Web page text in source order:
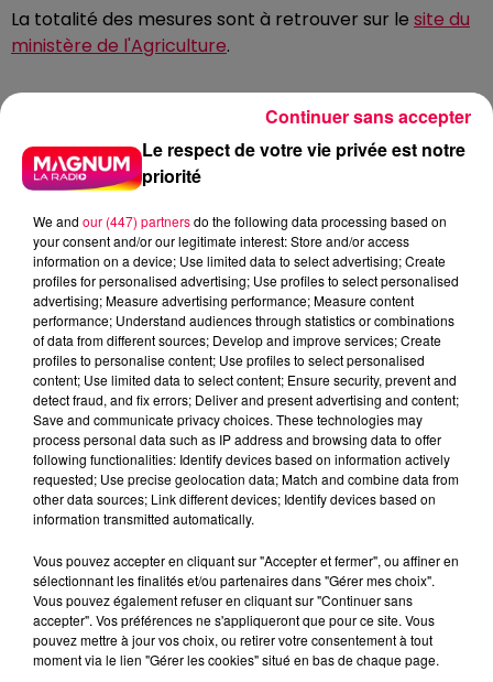
La totalité des mesures sont à retrouver sur le site du
ministère de l'Agriculture.
La préfecture demande également à la population
ne pas s’approcher ni nourrir les oiseaux
sauvageset plus particulièrement dans ces zones
de contrôle temporaire"
du virus à d'autres oiseaux,«l’ensemble du public doit
éviter de fréquenter les zones humides(bords des
étangs, des mares et des rivières) où stationnent les
oiseaux sauvages,y compris en leur absence».
Si vous constatez le décès d'un oiseau sauvage, sans
cause évidente, vous devez immédiatement le
signaler à un vétérinaire, la DDETSPP, à l’antenne
départementale de l’Office français de la biodiversité,
ou à la Fédération de chasse de votre département.
DERNIÈRES INFOS
Le respect de votre vie privée est notre
priorité
We and our (447) partnersdo the following data processing based on
your consent and/or our legitimate interest: Store and/or access
information on a device; Use limited data to select advertising; Create
profiles for personalised advertising; Use profiles to select personalised
advertising; Measure advertising performance; Measure content
performance; Understand audiences through statistics or combinations
of data from different sources; Develop and improve services; Create
profiles to personalise content; Use profiles to select personalised
content; Use limited data to select content; Ensure security, prevent and
detect fraud, and fix errors; Deliver and present advertising and content;
Save and communicate privacy choices. These technologies may
process personal data such as IP address and browsing data to offer
following functionalities: Identify devices based on information actively
requested; Use precise geolocation data; Match and combine data from
other data sources; Link different devices; Identify devices based on
information transmitted automatically.
Vous pouvez accepter en cliquant sur "Accepter et fermer", ou affiner en
sélectionnant les finalités et/ou partenaires dans "Gérer mes choix".
Vous pouvez également refuser en cliquant sur "Continuer sans
accepter". Vos préférences ne s'appliqueront que pour ce site. Vous
pouvez mettre à jour vos choix, ou retirer votre consentement à tout
moment via le lien "Gérer les cookies" situé en bas de chaque page.
Continuer sans accepter